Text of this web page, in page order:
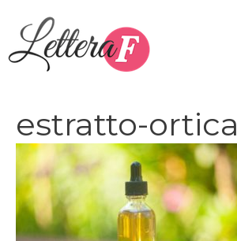
contenuto
estratto-ortica